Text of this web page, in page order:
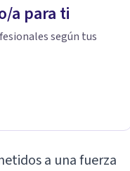
a para ti
según tus
a una fuerza